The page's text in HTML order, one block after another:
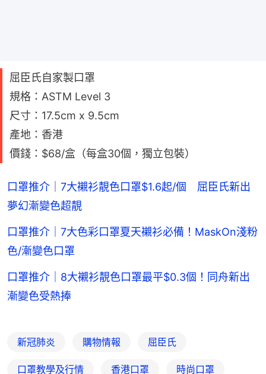
屈臣氏自家製口罩
規格：ASTM Level 3
尺寸：17.5cm x 9.5cm
產地：香港
價錢：$68/盒（每盒30個，獨立包裝）
口罩推介｜7大襯衫靚色口罩$1.6起/個 屈臣氏新出
夢幻漸變色超靚
口罩推介｜7大色彩口罩夏天襯衫必備！MaskOn淺粉
色/漸變色口罩
口罩推介｜8大襯衫靚色口罩最平$0.3個！同舟新出
漸變色受熱捧
新冠肺炎 購物情報 屈臣氏
口罩教學及行情 香港口罩 時尚口罩